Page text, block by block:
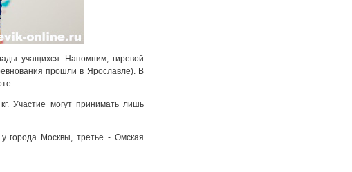
учащихся. Напомним, гиревой
прошли в Ярославле). В
Участие могут принимать лишь
города Москвы, третье - Омская